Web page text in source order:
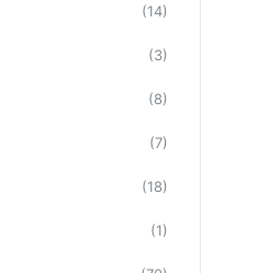
(14)
(3)
(8)
(7)
(18)
(1)